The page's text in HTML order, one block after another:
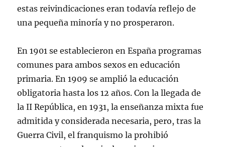
estas reivindicaciones eran todavía reflejo de
una pequeña minoría y no prosperaron.
En 1901 se establecieron en España programas
comunes para ambos sexos en educación
primaria. En 1909 se amplió la educación
obligatoria hasta los 12 años. Con la llegada de
la II República, en 1931, la enseñanza mixta fue
admitida y considerada necesaria, pero, tras la
Guerra Civil, el franquismo la prohibió